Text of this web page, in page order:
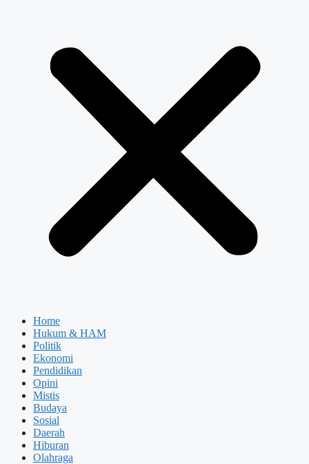
Home
Hukum & HAM
Politik
Ekonomi
Pendidikan
Opini
Mistis
Budaya
Sosial
Daerah
Hiburan
Olahraga